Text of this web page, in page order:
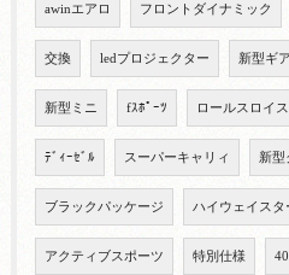
awinエアロ フロントダイナミック
交換 ledプロジェクター 新型ギア
新型ミニ fｽﾎﾟｰﾂ ロールスロイス
ﾃﾞｨｰｾﾞﾙ スーパーキャリィ 新型
ブラックパッケージ ハイウェイスタ
アクティブスポーツ 特別仕様